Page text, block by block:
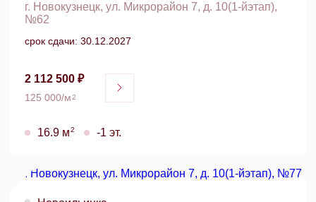
г. Новокузнецк, ул. Микрорайон 7, д. 10(1-йэтап),
№62
срок сдачи: 30.12.2027
2 112 500 ₽
125 000/м2
16.9 м2 -1 эт.